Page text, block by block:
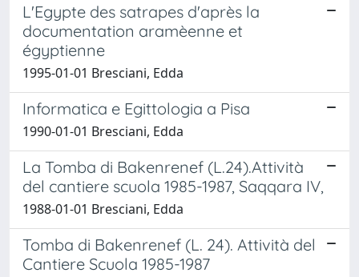
L'Egypte des satrapes d'après la
documentation aramèenne et
égyptienne
1995-01-01 Bresciani, Edda
Informatica e Egittologia a Pisa
1990-01-01 Bresciani, Edda
La Tomba di Bakenrenef (L.24).Attività
del cantiere scuola 1985-1987, Saqqara IV,
1988-01-01 Bresciani, Edda
Tomba di Bakenrenef (L. 24). Attività del
Cantiere Scuola 1985-1987